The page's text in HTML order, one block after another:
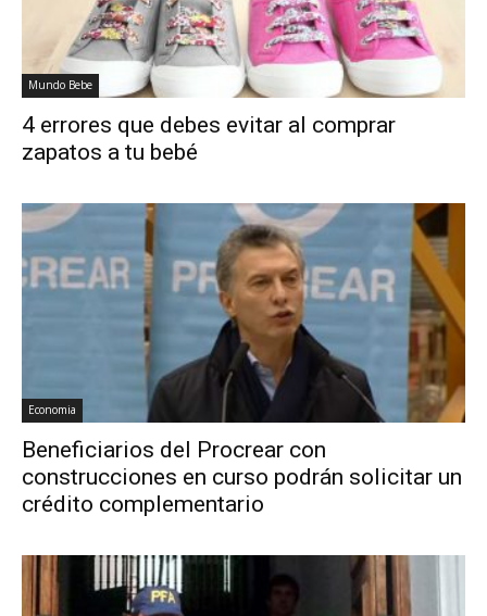
Mundo Bebe
4 errores que debes evitar al comprar
zapatos a tu bebé
Economia
Beneficiarios del Procrear con
construcciones en curso podrán solicitar un
crédito complementario